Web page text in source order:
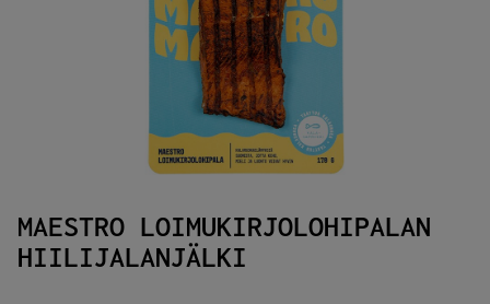
MAESTRO LOIMUKIRJOLOHIPALAN
HIILIJALANJÄLKI